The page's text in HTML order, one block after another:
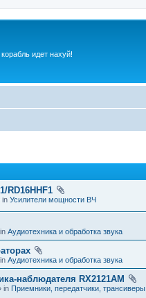
идет нахуй!
RD16HHF1
in Усилители мощности ВЧ
Аудиотехника и обработка звука
Аудиотехника и обработка звука
наблюдателя RX2121AM
in Приемники, передатчики, трансиверы